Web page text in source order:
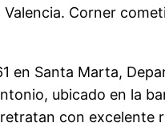
Corner
en Santa Marta,
ubicado en la
con excelente